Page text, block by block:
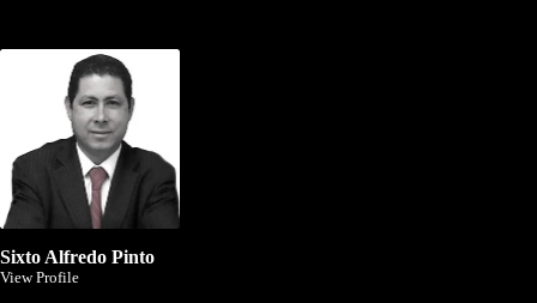
Sixto Alfredo Pinto
View Profile